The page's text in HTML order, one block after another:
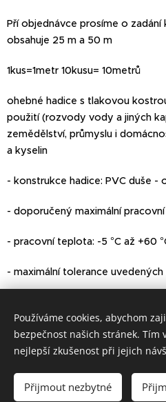
Pří objednávce prosíme o zadání
obsahuje 25 m a 50 m
1kus=1metr 10kusu= 10metrů
ohebné hadice s tlakovou
použití (rozvody vody a jiných
zemědělství, průmyslu i
a kyselin
- konstrukce hadice: PVC duše -
- doporučený maximální pracovní
- pracovní teplota: -5 °C až +60
- maximální tolerance
© 2022 Všechna
Používáme cookies, abychom
bezpečnost našich stránek. Tím
nejlepší zkušenost při jejich
Přijmout nezbytné